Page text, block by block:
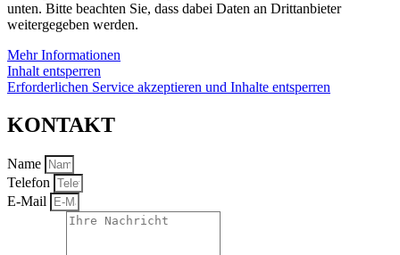
unten. Bitte beachten Sie, dass dabei Daten an Drittanbieter
weitergegeben werden.
Mehr Informationen
Inhalt entsperren
Erforderlichen Service akzeptieren und Inhalte entsperren
KONTAKT
Name
Telefon
E-Mail